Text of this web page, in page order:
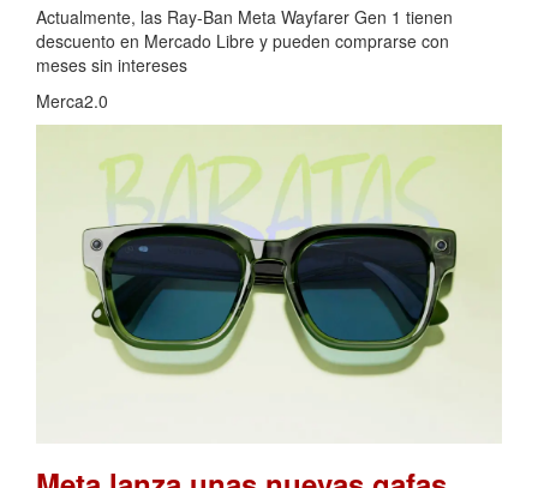
Actualmente, las Ray-Ban Meta Wayfarer Gen 1 tienen
descuento en Mercado Libre y pueden comprarse con
meses sin intereses
Merca2.0